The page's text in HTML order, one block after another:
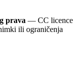
prava — CC licence
ili ograničenja